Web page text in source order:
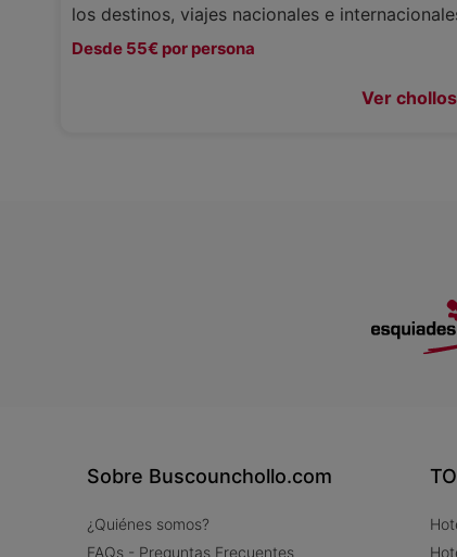
los destinos, viajes nacionales e
Desde 55€ por persona
Ver chollos
Sobre Buscounchollo.com
¿Quiénes somos?
FAQs - Preguntas Frecuentes